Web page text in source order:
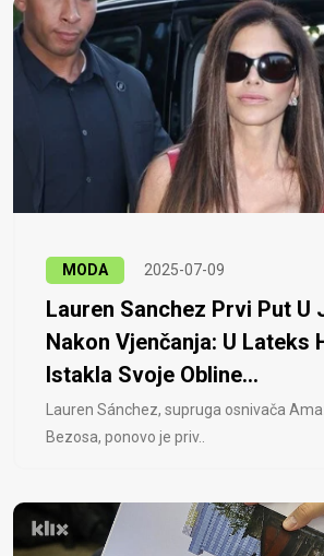
MODA 2025-07-09
Lauren Sanchez Prvi Put U
Nakon Vjenčanja: U Lateks
Istakla Svoje Obline...
Lauren Sánchez, supruga osnivača
Bezosa, ponovo je priv..